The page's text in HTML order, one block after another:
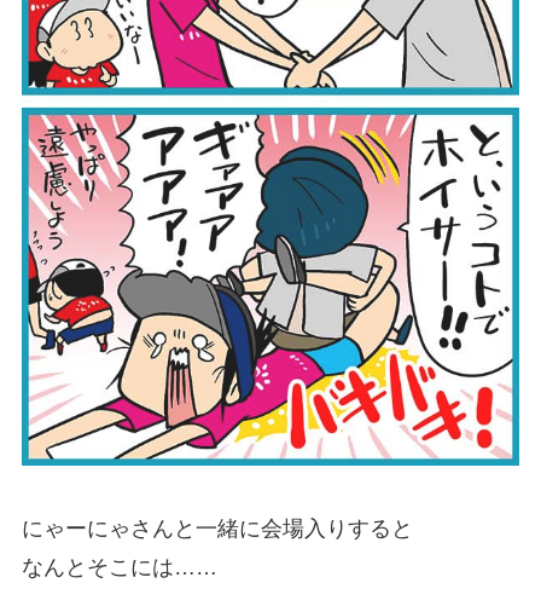
にゃーにゃさんと一緒に会場入りすると
なんとそこには……